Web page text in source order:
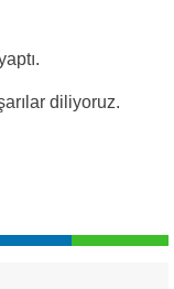
diliyoruz.